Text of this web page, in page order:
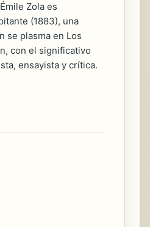
Zola es
(1883), una
se plasma en Los
con el significativo
ensayista y crítica.